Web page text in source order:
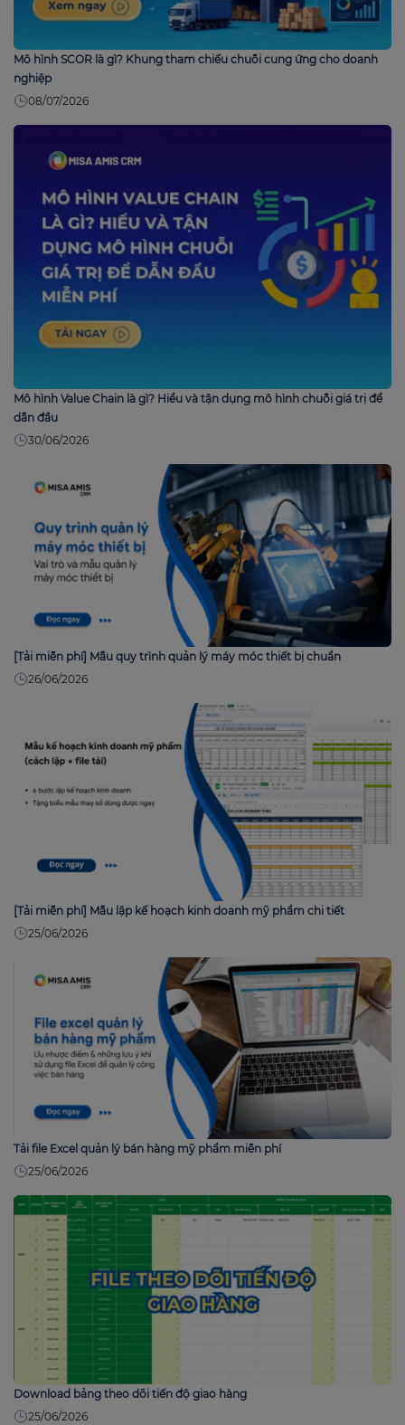
Mô hình SCOR là gì? Khung tham chiếu chuỗi cung ứng cho doanh
nghiệp
08/07/2026
Mô hình Value Chain là gì? Hiểu và tận dụng mô hình chuỗi giá trị để
dẫn đầu
30/06/2026
[Tải miễn phí] Mẫu quy trình quản lý máy móc thiết bị chuẩn
26/06/2026
[Tải miễn phí] Mẫu lập kế hoạch kinh doanh mỹ phẩm chi tiết
25/06/2026
Tải file Excel quản lý bán hàng mỹ phẩm miễn phí
25/06/2026
Download bảng theo dõi tiến độ giao hàng
25/06/2026